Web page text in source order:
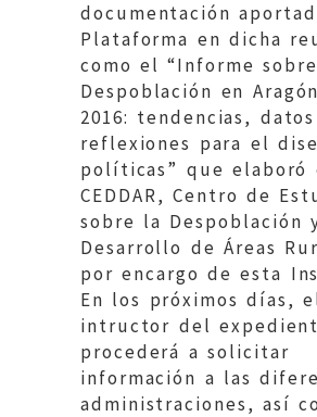
documentación
Plataforma en dicha
como el “Informe
Despoblación en
2016: tendencias,
reflexiones para el
políticas” que elaboró
CEDDAR, Centro de
sobre la Despoblación
Desarrollo de Áreas
por encargo de esta
En los próximos días,
intructor del
procederá a solicitar
información a las
administraciones, así